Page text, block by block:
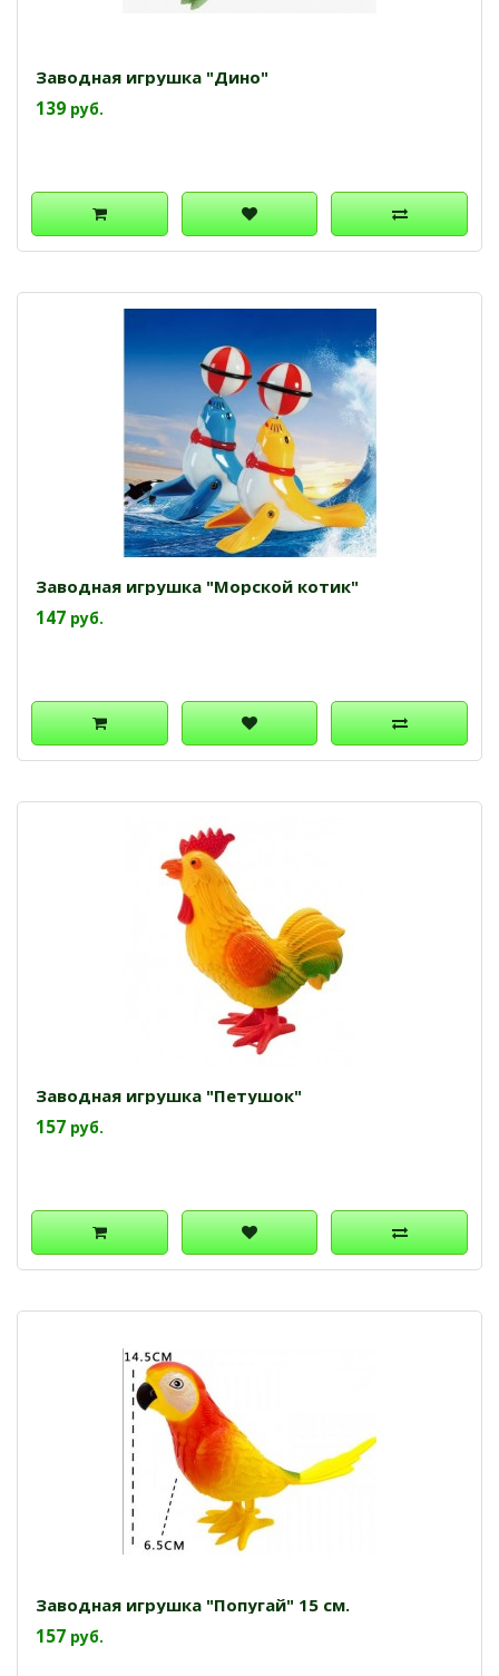
Заводная игрушка "Дино"
139 руб.
Заводная игрушка "Морской котик"
147 руб.
Заводная игрушка "Петушок"
157 руб.
Заводная игрушка "Попугай" 15 см.
157 руб.